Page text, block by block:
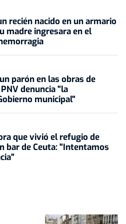
recién nacido en un armario
madre ingresara en el
parón en las obras de
denuncia "la
municipal"
que vivió el refugio de
bar de Ceuta: "Intentamos